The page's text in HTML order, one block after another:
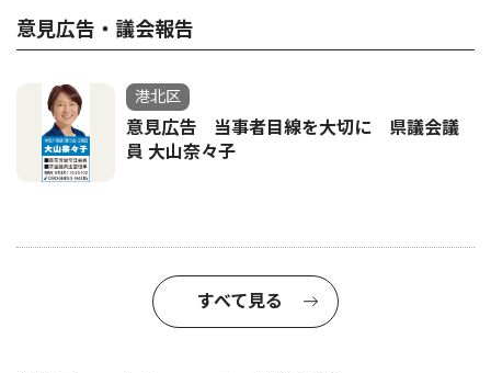
意見広告・議会報告
港北区
意見広告 当事者目線を大切に 県議会議
員 大山奈々子
すべて見る